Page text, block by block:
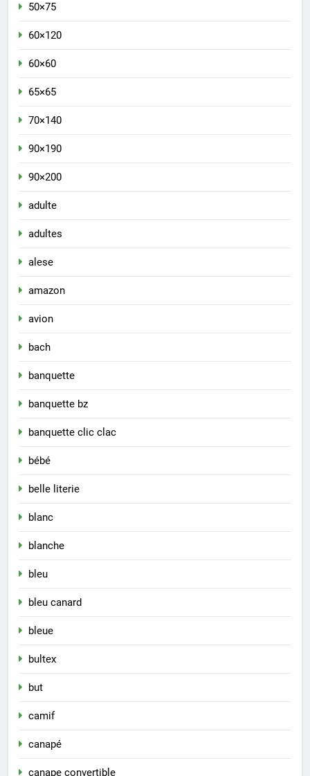
50×75
60×120
60×60
65×65
70×140
90×190
90×200
adulte
adultes
alese
amazon
avion
bach
banquette
banquette bz
banquette clic clac
bébé
belle literie
blanc
blanche
bleu
bleu canard
bleue
bultex
but
camif
canapé
canape convertible